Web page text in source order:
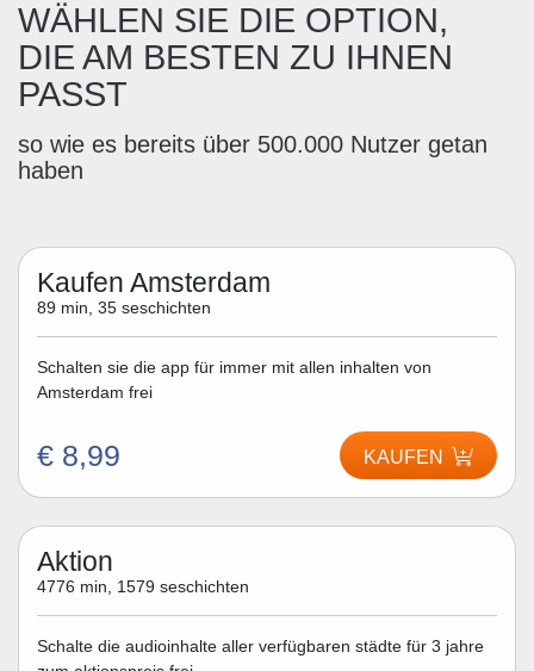
WÄHLEN SIE DIE OPTION,
DIE AM BESTEN ZU IHNEN
PASST
so wie es bereits über 500.000 Nutzer getan
haben
Kaufen Amsterdam
89 min, 35 seschichten
Schalten sie die app für immer mit allen inhalten von
Amsterdam frei
€ 8,99 KAUFEN
Aktion
4776 min, 1579 seschichten
Schalte die audioinhalte aller verfügbaren städte für 3 jahre